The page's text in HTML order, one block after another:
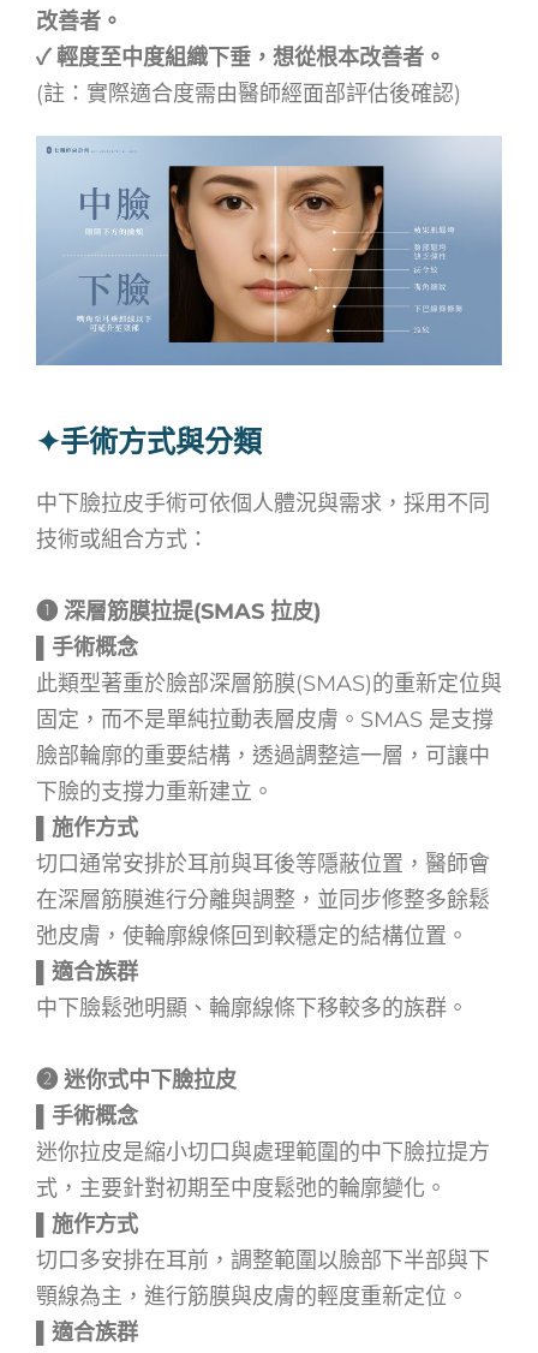
改善者。
✓輕度至中度組織下垂，想從根本改善者。
(註：實際適合度需由醫師經面部評估後確認)
✦手術方式與分類
中下臉拉皮手術可依個人體況與需求，採用不同
技術或組合方式：
➊ 深層筋膜拉提(SMAS 拉皮)
▌手術概念
此類型著重於臉部深層筋膜(SMAS)的重新定位與
固定，而不是單純拉動表層皮膚。SMAS 是支撐
臉部輪廓的重要結構，透過調整這一層，可讓中
下臉的支撐力重新建立。
▌施作方式
切口通常安排於耳前與耳後等隱蔽位置，醫師會
在深層筋膜進行分離與調整，並同步修整多餘鬆
弛皮膚，使輪廓線條回到較穩定的結構位置。
適合族群
中下臉鬆弛明顯、輪廓線條下移較多的族群。
➋ 迷你式中下臉拉皮
手術概念
迷你拉皮是縮小切口與處理範圍的中下臉拉提方
式，主要針對初期至中度鬆弛的輪廓變化。
施作方式
切口多安排在耳前，調整範圍以臉部下半部與下
顎線為主，進行筋膜與皮膚的輕度重新定位。
適合族群